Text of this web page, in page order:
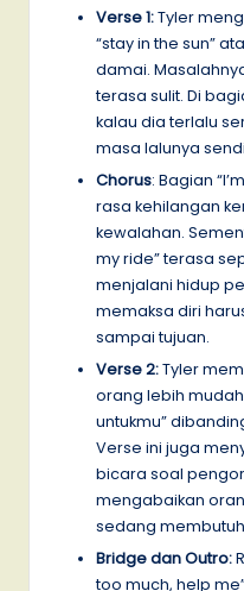
Verse 1:Tyler
“stay in the sun”
damai.
terasa sulit. Di
kalau dia terlalu
masa lalunya
Chorus: Bagian
rasa kehilangan
kewalahan.
my ride” terasa
menjalani hidup
memaksa diri
sampai tujuan.
Verse 2:Tyler
orang lebih
untukmu”
Verse ini juga
bicara soal
mengabaikan
sedang
Bridge dan Outro:
too much, help